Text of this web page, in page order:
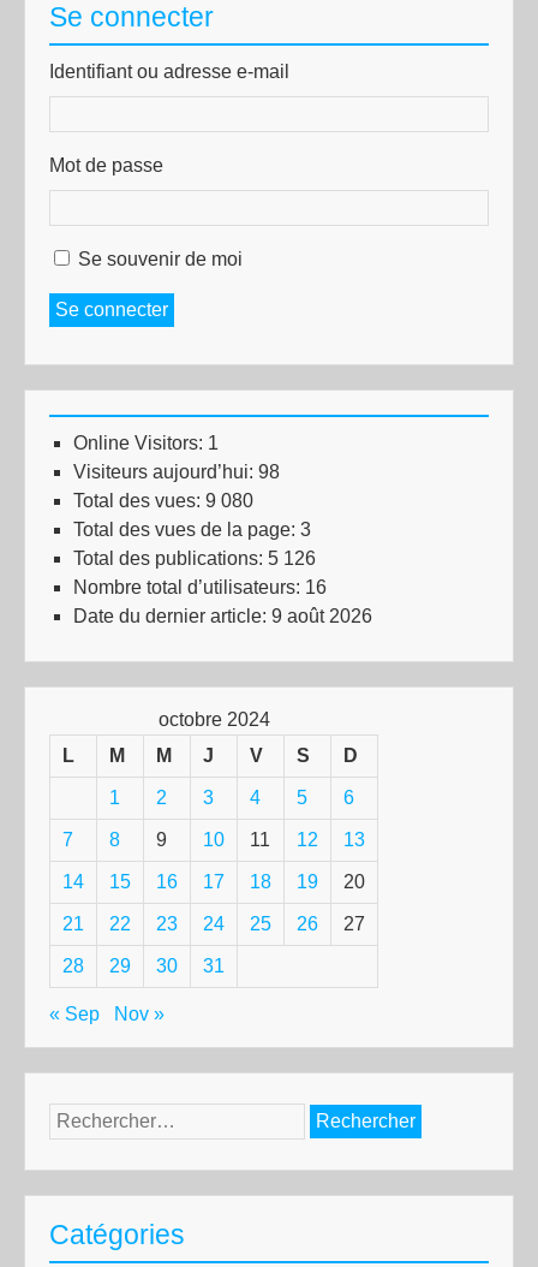
Se connecter
Identifiant ou adresse e-mail
Mot de passe
Se souvenir de moi
Se connecter
Online Visitors: 1
Visiteurs aujourd’hui: 98
Total des vues: 9 080
Total des vues de la page: 3
Total des publications: 5 126
Nombre total d’utilisateurs: 16
Date du dernier article: 9 août 2026
octobre 2024
L
M M J V S D
1 2 3 4 5 6
7 8 9 10 11 12 13
14 15 16 17 18 19 20
21 22 23 24 25 26 27
28 29 30 31
« Sep Nov »
Rechercher :
Catégories